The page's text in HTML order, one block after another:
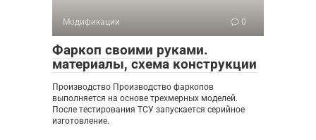
Модификации 0
Фаркоп своими руками.
материалы, схема конструкции
Производство Производство фаркопов
выполняется на основе трехмерных моделей.
После тестирования ТСУ запускается серийное
изготовление.